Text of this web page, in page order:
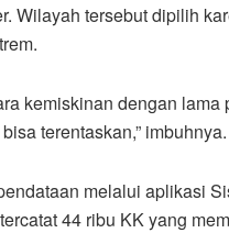
Wilayah tersebut dipilih
kemiskinan dengan
terentaskan,” imbuhnya.
melalui aplikasi
44 ribu KK yang